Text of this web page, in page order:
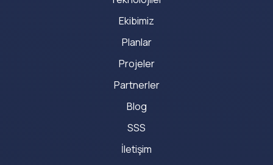
Ekibimiz
Planlar
Projeler
Partnerler
Blog
SSS
İletişim